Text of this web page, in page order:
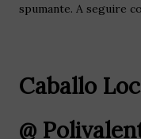
spumante. A seguire
Caballo
@